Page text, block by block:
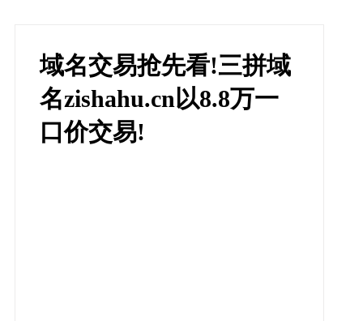
域名交易抢先看!三拼域
名zishahu.cn以8.8万一
口价交易!